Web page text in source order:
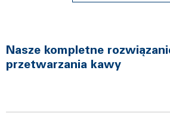
Nasze kompletne
przetwarzania kawy